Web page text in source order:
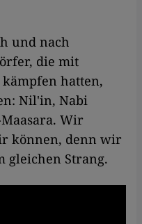
und nach
die mit
hatten,
Nil'in, Nabi
Wir
können, denn wir
gleichen Strang.